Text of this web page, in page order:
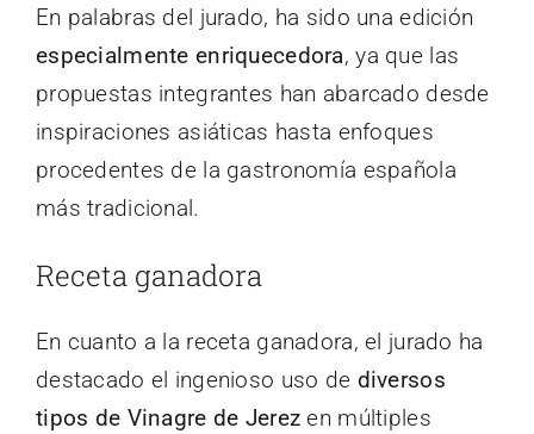
En palabras del jurado, ha sido una edición
especialmente enriquecedora, ya que las
propuestas integrantes han abarcado desde
inspiraciones asiáticas hasta enfoques
procedentes de la gastronomía española
más tradicional.
Receta ganadora
En cuanto a la receta ganadora, el jurado ha
destacado el ingenioso uso de diversos
tipos de Vinagre de Jerez en múltiples